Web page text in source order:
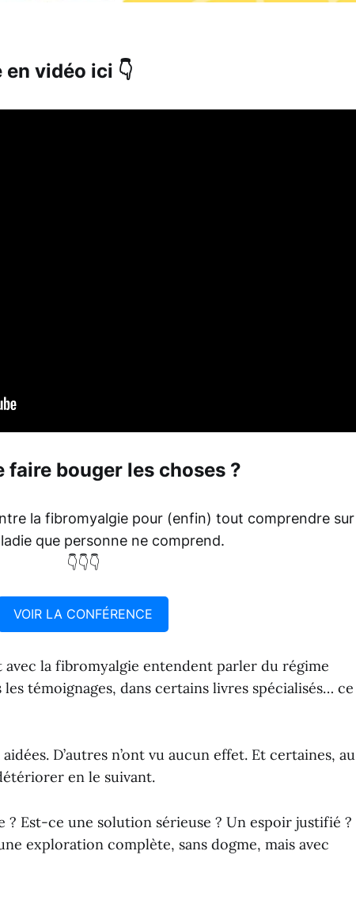
en vidéo ici 👇
faire bouger les choses ?
la fibromyalgie pour (enfin) tout comprendre sur
que personne ne comprend.
👇👇👇
VOIR LA CONFÉRENCE
avec la fibromyalgie entendent parler du régime
témoignages, dans certains livres spécialisés… ce
D’autres n’ont vu aucun effet. Et certaines, au
en le suivant.
? Est-ce une solution sérieuse ? Un espoir justifié ?
exploration complète, sans dogme, mais avec